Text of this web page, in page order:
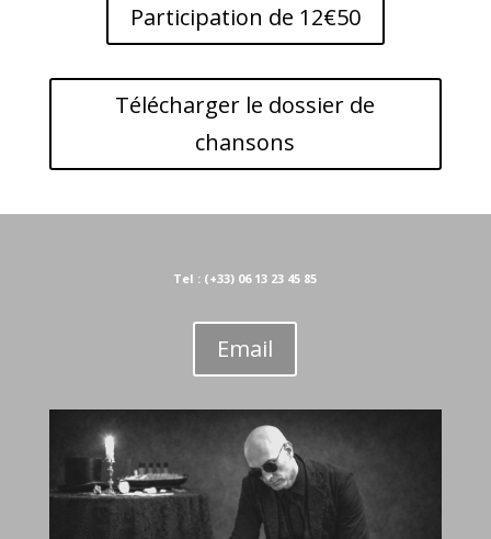
Participation de 12€50
Télécharger le dossier de
chansons
Tel : (+33) 06 13 23 45 85
Email